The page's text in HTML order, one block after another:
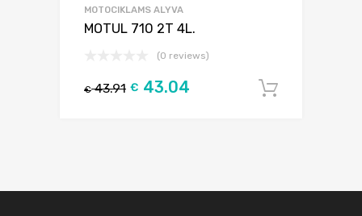
MOTOCIKLAMS ALYVA
MOTUL 710 2T 4L.
(0 reviews)
€43.91 € 43.04